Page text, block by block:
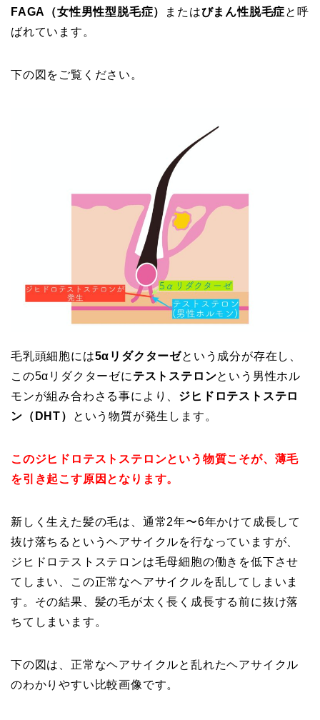
FAGA（女性男性型脱毛症） またはびまん性脱毛症と呼
ばれています。
下の図をご覧ください。
毛乳頭細胞には5αリダクターゼという成分が存在し、
この5αリダクターゼに テストステロンという男性ホル
モンが組み合わさる事により、 ジヒドロテストステロ
ン（DHT）
という物質が発生します。
このジヒドロテストステロンという物質こそが、薄毛
を引き起こす原因となります。
新しく生えた髪の毛は、通常2年〜6年かけて成長して
抜け落ちるというヘアサイクルを行なっていますが、
ジヒドロテストステロンは毛母細胞の働きを低下させ
てしまい、この正常なヘアサイクルを乱してしまいま
す。その結果、髪の毛が太く長く成長する前に抜け落
ちてしまいます。
下の図は、正常なヘアサイクルと乱れたヘアサイクル
のわかりやすい比較画像です。